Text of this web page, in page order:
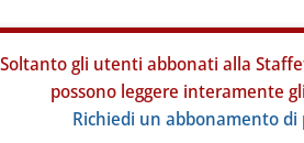
Soltanto gli utenti abbonati alla
possono leggere interamente
Richiedi un abbonamento di